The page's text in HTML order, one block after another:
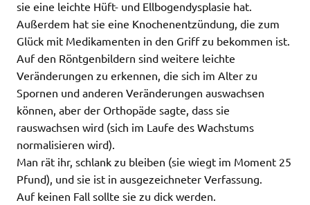
sie eine leichte Hüft- und Ellbogendysplasie hat.
Außerdem hat sie eine Knochenentzündung, die zum
Glück mit Medikamenten in den Griff zu bekommen ist.
Auf den Röntgenbildern sind weitere leichte
Veränderungen zu erkennen, die sich im Alter zu
Spornen und anderen Veränderungen auswachsen
können, aber der Orthopäde sagte, dass sie
rauswachsen wird (sich im Laufe des Wachstums
normalisieren wird).
Man rät ihr, schlank zu bleiben (sie wiegt im Moment 25
Pfund), und sie ist in ausgezeichneter Verfassung.
Auf keinen Fall sollte sie zu dick werden.